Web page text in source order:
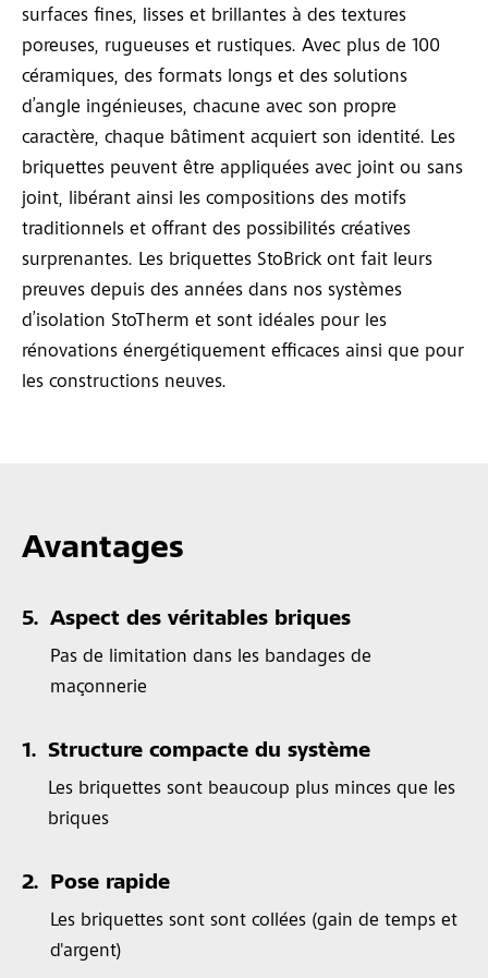
surfaces fines, lisses et brillantes à des textures
poreuses, rugueuses et rustiques. Avec plus de 100
céramiques, des formats longs et des solutions
d’angle ingénieuses, chacune avec son propre
caractère, chaque bâtiment acquiert son identité. Les
briquettes peuvent être appliquées avec joint ou sans
joint, libérant ainsi les compositions des motifs
traditionnels et offrant des possibilités créatives
surprenantes. Les briquettes StoBrick ont fait leurs
preuves depuis des années dans nos systèmes
d’isolation StoTherm et sont idéales pour les
rénovations énergétiquement efficaces ainsi que pour
les constructions neuves.
Avantages
1. Structure compacte du système
Les briquettes sont beaucoup plus minces que les
briques
2. Pose rapide
Les briquettes sont sont collées (gain de temps et
d'argent)
5. Aspect des véritables briques
Pas de limitation dans les bandages de
maçonnerie